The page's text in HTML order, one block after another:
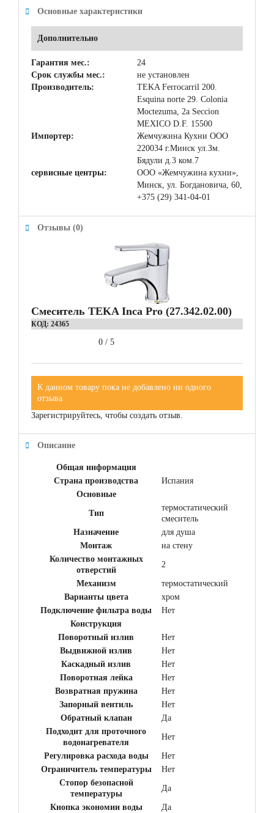
Основные характеристики
Дополнительно
Гарантия мес.:
24
Срок службы мес.:
не установлен
Производитель:
TEKA Ferrocarril 200.
Esquina norte 29. Colonia
Moctezuma, 2a Seccion
MEXICO D.F. 15500
Импортер:
Жемчужина Кухни ООО
220034 г.Минск ул.Зм.
Бядули д.3 ком.7
сервисные центры:
ООО «Жемчужина кухни»,
Минск, ул. Богдановича, 60,
+375 (29) 341-04-01
Отзывы (0)
Смеситель TEKA Inca Pro (27.342.02.00)
КОД: 24365
0 / 5
К данном товару пока не добавлено ни одного
отзыва
Зарегистрируйтесь, чтобы создать отзыв.
Описание
Общая информация
Страна производства
Испания
Основные
Тип
термостатический
смеситель
Назначение
для душа
Монтаж
на стену
Количество монтажных
отверстий
2
Механизм
термостатический
Варианты цвета
хром
Подключение фильтра воды
Нет
Конструкция
Поворотный излив
Нет
Выдвижной излив
Нет
Каскадный излив
Нет
Поворотная лейка
Нет
Возвратная пружина
Нет
Запорный вентиль
Нет
Обратный клапан
Да
Подходит для проточного
водонагревателя
Нет
Регулировка расхода воды
Нет
Ограничитель температуры
Нет
Стопор безопасной
температуры
Да
Кнопка экономии воды
Да